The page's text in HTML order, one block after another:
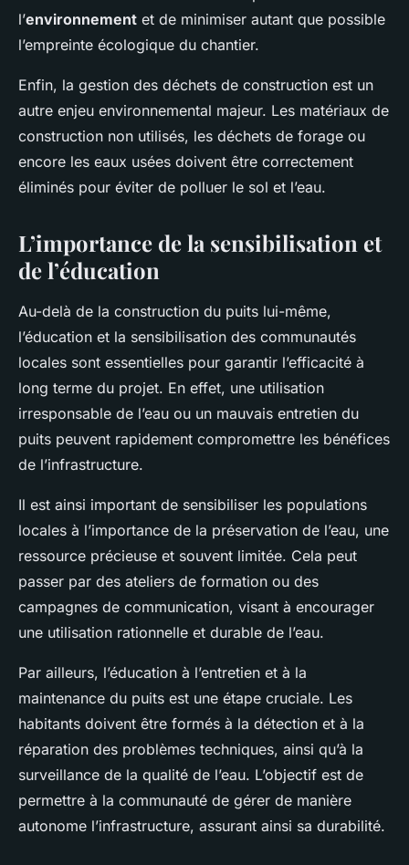
l’environnement et de minimiser autant que possible
l’empreinte écologique du chantier.
Enfin, la gestion des déchets de construction est un
autre enjeu environnemental majeur. Les matériaux de
construction non utilisés, les déchets de forage ou
encore les eaux usées doivent être correctement
éliminés pour éviter de polluer le sol et l’eau.
L’importance de la sensibilisation et
de l’éducation
Au-delà de la construction du puits lui-même,
l’éducation et la sensibilisation des communautés
locales sont essentielles pour garantir l’efficacité à
long terme du projet. En effet, une utilisation
irresponsable de l’eau ou un mauvais entretien du
puits peuvent rapidement compromettre les bénéfices
de l’infrastructure.
Il est ainsi important de sensibiliser les populations
locales à l’importance de la préservation de l’eau, une
ressource précieuse et souvent limitée. Cela peut
passer par des ateliers de formation ou des
campagnes de communication, visant à encourager
une utilisation rationnelle et durable de l’eau.
Par ailleurs, l’éducation à l’entretien et à la
maintenance du puits est une étape cruciale. Les
habitants doivent être formés à la détection et à la
réparation des problèmes techniques, ainsi qu’à la
surveillance de la qualité de l’eau. L’objectif est de
permettre à la communauté de gérer de manière
autonome l’infrastructure, assurant ainsi sa durabilité.